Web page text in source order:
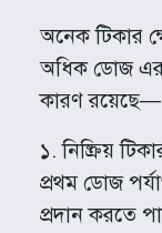
অনেক টিকার
অধিক ডোজ এর
কারণ রয়েছে—
১. নিষ্ক্রিয়
প্রথম ডোজ
প্রদান করতে